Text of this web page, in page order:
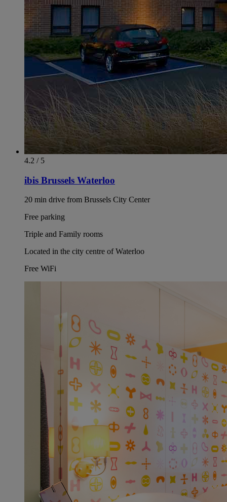
4.2 / 5
ibis Brussels Waterloo
20 min drive from Brussels City Center
Free parking
Triple and Family rooms
Located in the city centre of Waterloo
Free WiFi